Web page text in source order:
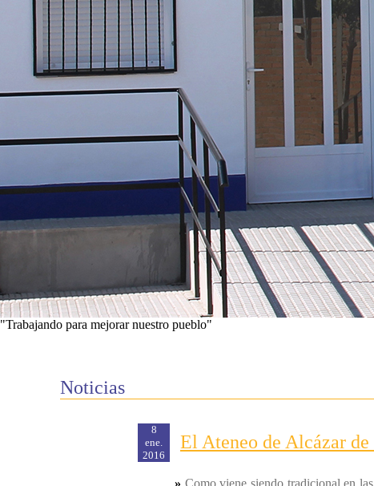
"Trabajando para mejorar nuestro pueblo"
Noticias
8
ene.
2016
El Ateneo de Alcázar
» Como viene siendo tradicional en